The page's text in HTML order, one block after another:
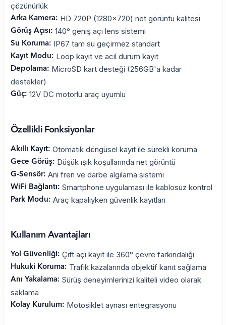
çözünürlük
Arka Kamera: HD 720P (1280x720) net görüntü kalitesi
Görüş Açısı: 140° geniş açı lens sistemi
Su Koruma: IP67 tam su geçirmez standart
Kayıt Modu: Loop kayıt ve acil durum kayıt
Depolama: MicroSD kart desteği (256GB'a kadar
destekler)
Güç: 12V DC motorlu araç uyumlu
Özellikli Fonksiyonlar
Akıllı Kayıt: Otomatik döngüsel kayıt ile sürekli koruma
Gece Görüş: Düşük ışık koşullarında net görüntü
G-Sensör: Ani fren ve darbe algılama sistemi
WiFi Bağlantı: Smartphone uygulaması ile kablosuz kontrol
Park Modu: Araç kapalıyken güvenlik kayıtları
Kullanım Avantajları
Yol Güvenliği: Çift açı kayıt ile 360° çevre farkındalığı
Hukuki Koruma: Trafik kazalarında objektif kanıt sağlama
Anı Yakalama: Sürüş deneyimlerinizi kaliteli video olarak
saklama
Kolay Kurulum: Motosiklet aynası entegrasyonu